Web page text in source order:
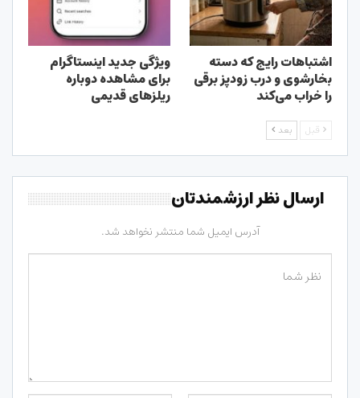
اشتباهات رایج که دسته
بخارشوی و درب زودپز برقی
را خراب می‌کند
ویژگی جدید اینستاگرام
برای مشاهده دوباره
ریلزهای قدیمی
قبل بعد
ارسال نظر ارزشمندتان
آدرس ایمیل شما منتشر نخواهد شد.